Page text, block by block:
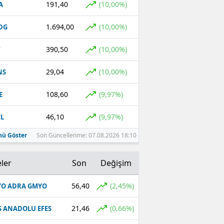
Malatya
Manisa
Kahramanmaraş
Mardin
Muğla
Muş
Nevşehir
Rize
Sakarya
191,40 (10,00%)
1.694,00 (10,00%)
390,50 (10,00%)
29,04 (10,00%)
108,60 (9,97%)
46,10 (9,97%)
Göster Son Güncellenme: 07.08.2026 18:10
Son Değişim
ADRA GMYO 56,40 (2,45%)
ANADOLU EFES 21,46 (0,66%)